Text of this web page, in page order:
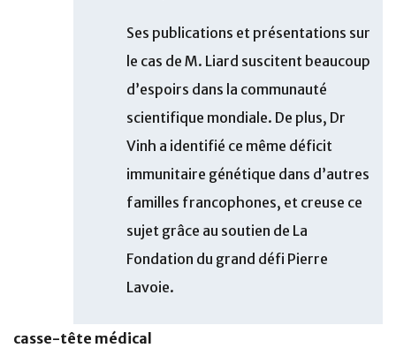
Ses publications et présentations sur
le cas de M. Liard suscitent beaucoup
d’espoirs dans la communauté
scientifique mondiale. De plus, Dr
Vinh a identifié ce même déficit
immunitaire génétique dans d’autres
familles francophones, et creuse ce
sujet grâce au soutien de La
Fondation du grand défi Pierre
Lavoie.
casse-tête médical